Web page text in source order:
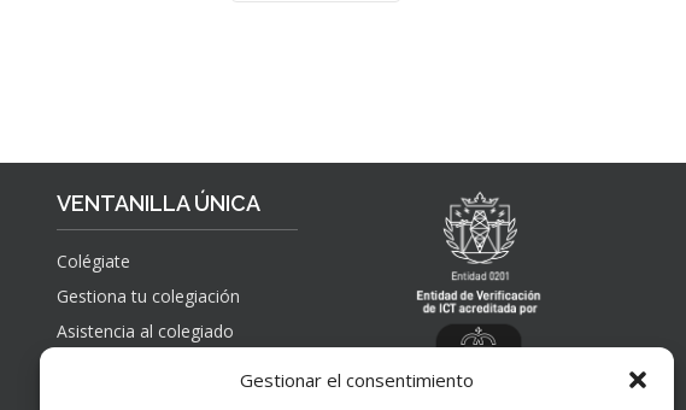
Gestionar el consentimiento
VENTANILLA ÚNICA
Colégiate
Gestiona tu colegiación
Asistencia al colegiado